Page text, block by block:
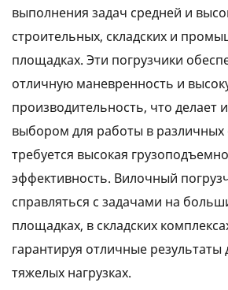
выполнения задач средней и
строительных, складских и
площадках. Эти погрузчики
отличную маневренность и
производительность, что делает
выбором для работы в различных
требуется высокая
эффективность. Вилочный
справляться с задачами на
площадках, в складских
гарантируя отличные
тяжелых нагрузках.